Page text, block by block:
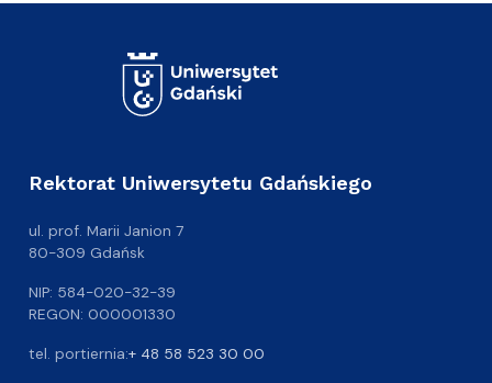
Rektorat Uniwersytetu Gdańskiego
ul. prof. Marii Janion 7
80-309 Gdańsk
NIP: 584-020-32-39
REGON: 000001330
tel. portiernia:+ 48 58 523 30 00